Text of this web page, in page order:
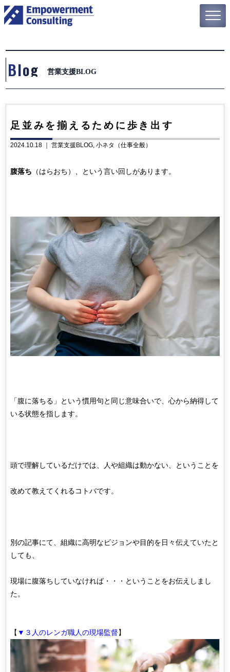
Blog 営業支援BLOG
足並みを揃えるために歩き出す
2024.10.18 ｜営業支援BLOG 小ネタ（仕事全般）
腹落ち （はらおち）、という言い回しがあります。
「腹に落ちる」という慣用句と同じ意味合いで、心から納得して
いる状態を指します。
頭で理解しているだけでは、人や組織は動かない、ということを
改めて教えてくれるコトバです。
別の記事にて、組織に高明なビジョンや目的を日々伝えていたと
しても、
現場に腹落ちしていなければ・・・ということをお伝えしまし
た。
【 ▼３人のレンガ職人の現場監督】